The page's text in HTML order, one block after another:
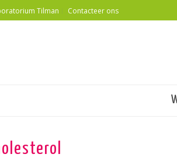
Tilman Contacteer ons